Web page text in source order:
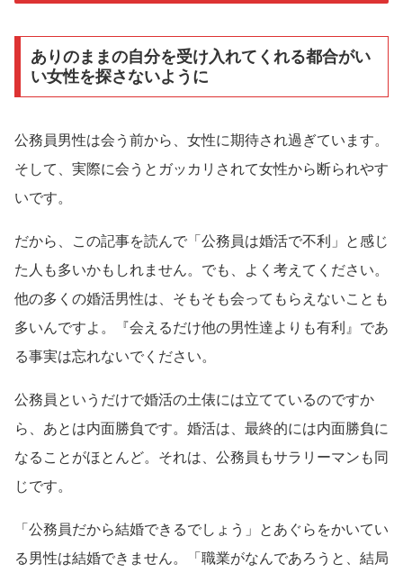
ありのままの自分を受け入れてくれる都合がい
い女性を探さないように
公務員男性は会う前から、女性に期待され過ぎています。
そして、実際に会うとガッカリされて女性から断られやす
いです。
だから、この記事を読んで「公務員は婚活で不利」と感じ
た人も多いかもしれません。でも、よく考えてください。
他の多くの婚活男性は、そもそも会ってもらえないことも
多いんですよ。『会えるだけ他の男性達よりも有利』であ
る事実は忘れないでください。
公務員というだけで婚活の土俵には立てているのですか
ら、あとは内面勝負です。婚活は、最終的には内面勝負に
なることがほとんど。それは、公務員もサラリーマンも同
じです。
「公務員だから結婚できるでしょう」とあぐらをかいてい
る男性は結婚できません。「職業がなんであろうと、結局